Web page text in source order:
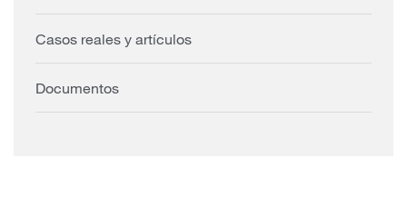
Casos reales y artículos
Documentos